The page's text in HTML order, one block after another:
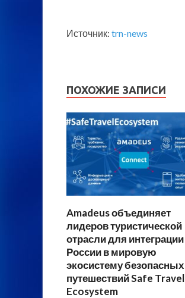
Источник: trn-news
ПОХОЖИЕ ЗАПИСИ
Amadeus объединяет
лидеров туристической
отрасли для интеграции
России в мировую
экосистему безопасных
путешествий Safe Travel
Ecosystem